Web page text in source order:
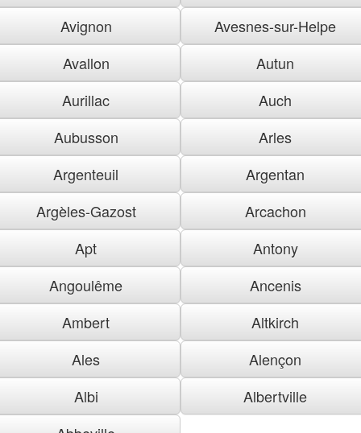
Avignon
Avesnes-sur-Helpe
Avallon
Autun
Aurillac
Auch
Aubusson
Arles
Argenteuil
Argentan
Argèles-Gazost
Arcachon
Apt
Antony
Angoulême
Ancenis
Ambert
Altkirch
Ales
Alençon
Albi
Albertville